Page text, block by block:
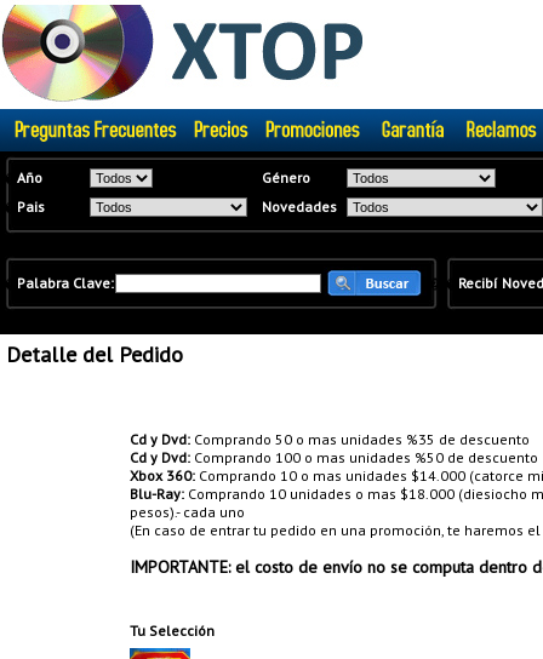
� Año
Género
� Pais Novedades
� Palabra Clave: � � Recibí
Detalle del Pedido
Cd y Dvd: Comprando 50 o mas unidades %35 de descuento
Cd y Dvd: Comprando 100 o mas unidades %50 de descuento
Xbox 360: Comprando 10 o mas unidades $14.000 (catorce
Blu-Ray: Comprando 10 unidades o mas $18.000 (diesiocho
pesos).- cada uno
(En caso de entrar tu pedido en una promoción, te haremos
IMPORTANTE: el costo de envío no se computa
Tu Selección